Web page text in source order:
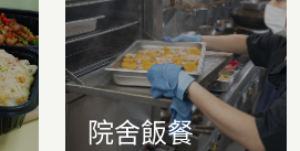
院舍飯餐